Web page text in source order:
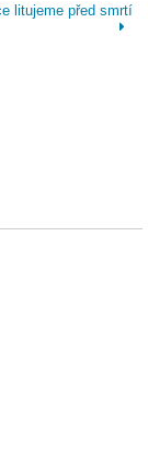
litujeme před smrtí